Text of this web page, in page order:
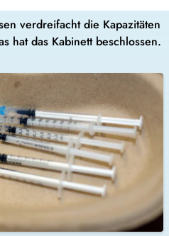
verdreifacht die Kapazitäten
hat das Kabinett beschlossen.